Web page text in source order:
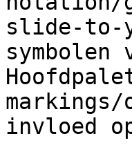
slide-to-
markings/
invloed